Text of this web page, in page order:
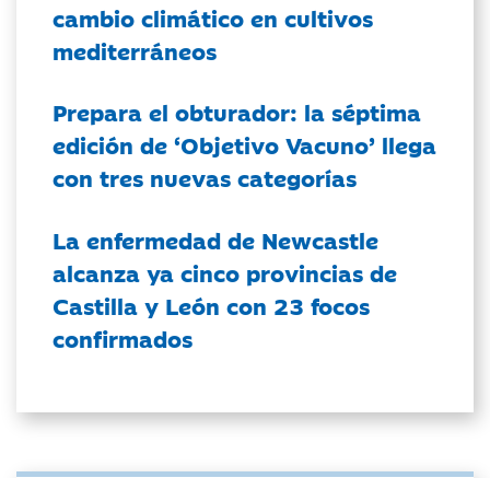
cambio climático en cultivos
mediterráneos
Prepara el obturador: la séptima
edición de ‘Objetivo Vacuno’ llega
con tres nuevas categorías
La enfermedad de Newcastle
alcanza ya cinco provincias de
Castilla y León con 23 focos
confirmados